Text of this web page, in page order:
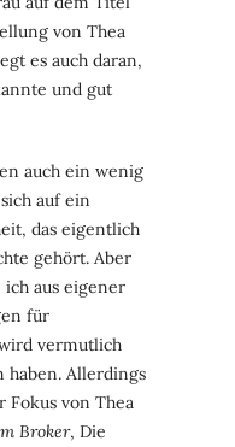
von Thea
es auch daran,
und gut
auch ein wenig
auf ein
das eigentlich
gehört. Aber
aus eigener
für
vermutlich
haben. Allerdings
Fokus von Thea
Broker, Die